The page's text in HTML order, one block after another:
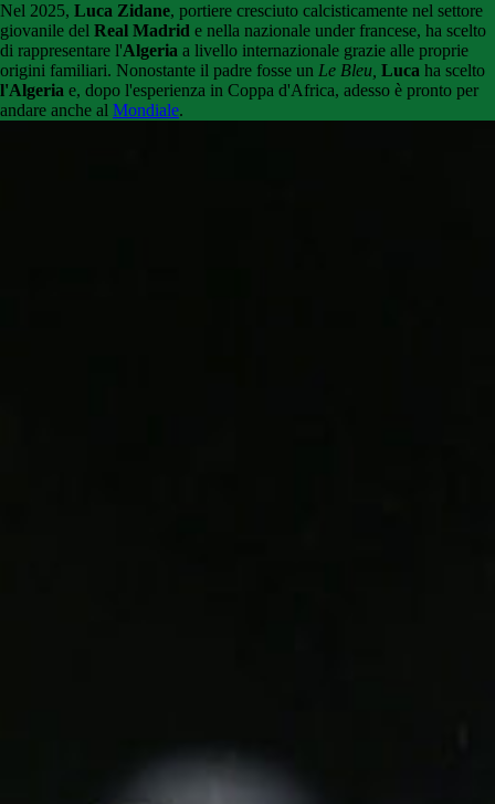
Nel 2025, Luca Zidane, portiere cresciuto calcisticamente nel settore
giovanile del Real Madrid e nella nazionale under francese, ha scelto
di rappresentare l'Algeria a livello internazionale grazie alle proprie
origini familiari. Nonostante il padre fosse un Le Bleu, Luca ha scelto
l'Algeria e, dopo l'esperienza in Coppa d'Africa, adesso è pronto per
andare anche al Mondiale.